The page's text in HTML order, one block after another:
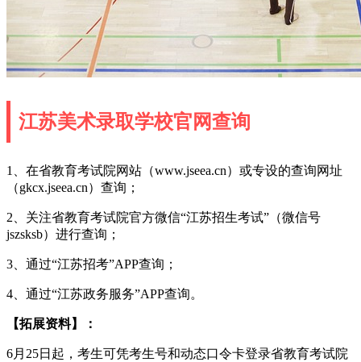
江苏美术录取学校官网查询
1、在省教育考试院网站（www.jseea.cn）或专设的查询网址
（gkcx.jseea.cn）查询；
2、关注省教育考试院官方微信“江苏招生考试”（微信号
jszsksb）进行查询；
3、通过“江苏招考”APP查询；
4、通过“江苏政务服务”APP查询。
【拓展资料】：
6月25日起，考生可凭考生号和动态口令卡登录省教育考试院